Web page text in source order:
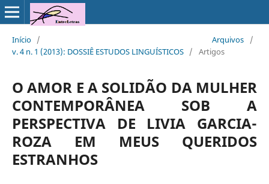
Início / Arquivos
/
v. 4 n. 1 (2013): DOSSIÊ ESTUDOS LINGUÍSTICOS / Artigos
O AMOR E A SOLIDÃO DA MULHER
CONTEMPORÂNEA SOB A
PERSPECTIVA DE LIVIA GARCIA-
ROZA EM MEUS QUERIDOS
ESTRANHOS